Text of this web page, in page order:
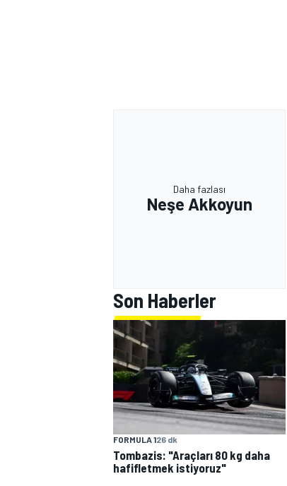
Daha fazlası
Neşe Akkoyun
Son Haberler
FORMULA 126 dk
Tombazis: "Araçları 80 kg daha
hafifletmek istiyoruz"